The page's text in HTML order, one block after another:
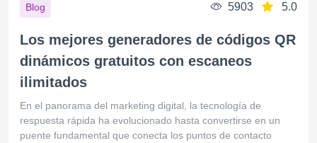
Blog 5903 5.0
Los mejores generadores de códigos QR
dinámicos gratuitos con escaneos
ilimitados
En el panorama del marketing digital, la tecnología de
respuesta rápida ha evolucionado hasta convertirse en un
puente fundamental que conecta los puntos de contacto